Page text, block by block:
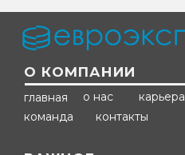
О КОМПАНИИ
главная
контакты
о нас
команда
карьера